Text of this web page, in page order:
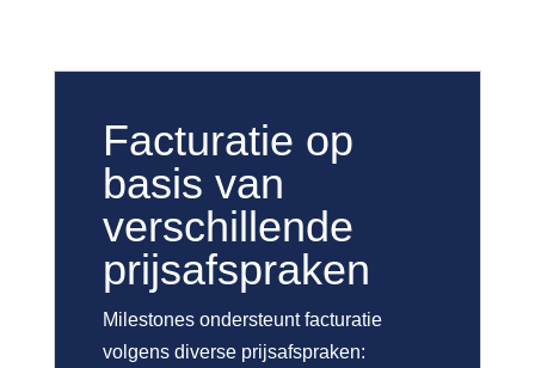
Facturatie op
basis van
verschillende
prijsafspraken
Milestones ondersteunt facturatie
volgens diverse prijsafspraken: